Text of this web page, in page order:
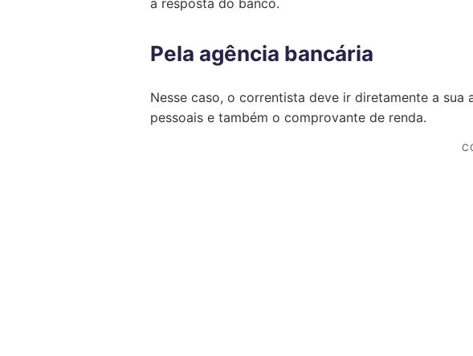
a resposta do banco.
Pela agência bancária
Nesse caso, o correntista deve ir diretamente a
pessoais e também o comprovante de renda.